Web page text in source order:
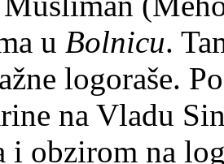
u Bolnicu.
logoraše.
na Vladu
i obzirom na